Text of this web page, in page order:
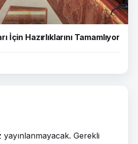
İçin Hazırlıklarını Tamamlıyor
Gerekli